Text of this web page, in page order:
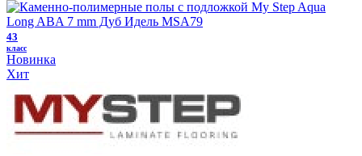
43
класс
Новинка
Хит